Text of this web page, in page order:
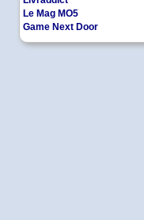
Le Mag MO5
Game Next Door